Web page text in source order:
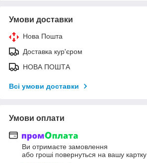
Умови доставки
Нова Пошта
Доставка кур'єром
НОВА ПОШТА
Всі умови доставки
Умови оплати
Ви отримаєте замовлення
або гроші повернуться на вашу картку